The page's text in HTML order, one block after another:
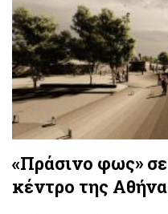
«Πράσινο φως»
κέντρο της